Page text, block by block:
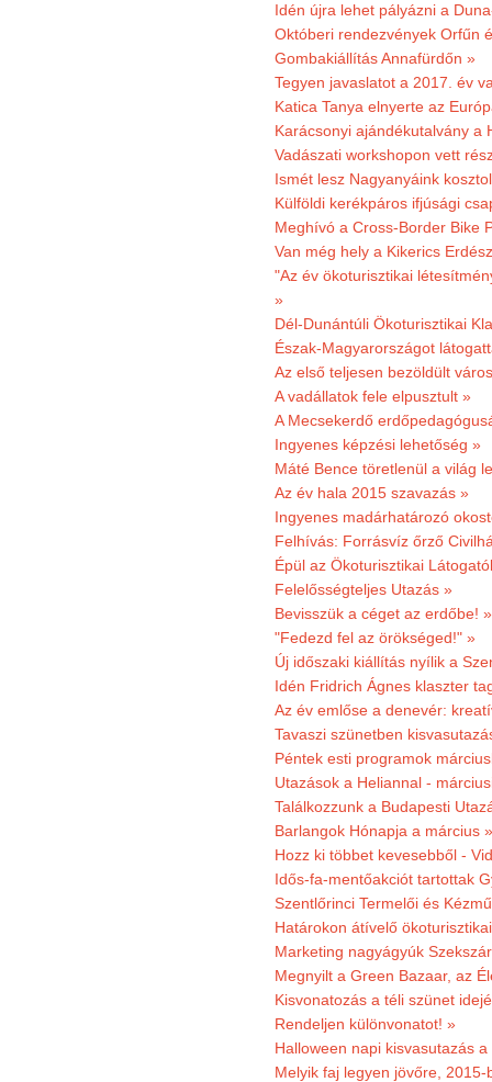
Idén újra lehet pályázni a
Októberi rendezvények Orfűn
Gombakiállítás Annafürdőn »
Tegyen javaslatot a 2017. év
Katica Tanya elnyerte az
Karácsonyi ajándékutalvány a
Vadászati workshopon vett
Ismét lesz Nagyanyáink
Külföldi kerékpáros ifjúsági
Meghívó a Cross-Border Bike
Van még hely a Kikerics
"Az év ökoturisztikai
»
Dél-Dunántúli Ökoturisztikai
Észak-Magyarországot
Az első teljesen bezöldült
A vadállatok fele elpusztult »
A Mecsekerdő
Ingyenes képzési lehetőség »
Máté Bence töretlenül a világ
Az év hala 2015 szavazás »
Ingyenes madárhatározó
Felhívás: Forrásvíz őrző
Épül az Ökoturisztikai
Felelősségteljes Utazás »
Bevisszük a céget az erdőbe! »
"Fedezd fel az örökséged!" »
Új időszaki kiállítás nyílik a
Idén Fridrich Ágnes klaszter
Az év emlőse a denevér:
Tavaszi szünetben
Péntek esti programok
Utazások a Heliannal -
Találkozzunk a Budapesti
Barlangok Hónapja a március »
Hozz ki többet kevesebből -
Idős-fa-mentőakciót tartottak
Szentlőrinci Termelői és
Határokon átívelő
Marketing nagyágyúk
Megnyilt a Green Bazaar, az
Kisvonatozás a téli szünet
Rendeljen különvonatot! »
Halloween napi kisvasutazás
Melyik faj legyen jövőre,